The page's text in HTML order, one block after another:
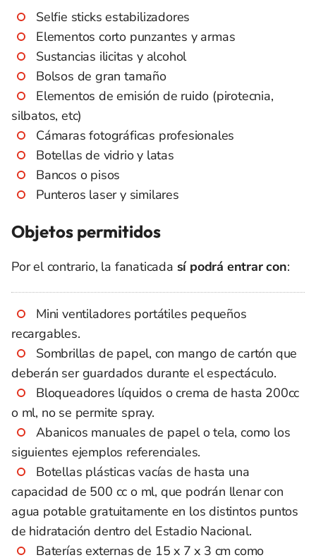
Selfie sticks estabilizadores
Elementos corto punzantes y armas
Sustancias ilicitas y alcohol
Bolsos de gran tamaño
Elementos de emisión de ruido (pirotecnia,
silbatos, etc)
Cámaras fotográficas profesionales
Botellas de vidrio y latas
Bancos o pisos
Punteros laser y similares
Objetos permitidos
Por el contrario, la fanaticada sí podrá entrar con:
Mini ventiladores portátiles pequeños
recargables.
Sombrillas de papel, con mango de cartón que
deberán ser guardados durante el espectáculo.
Bloqueadores líquidos o crema de hasta 200cc
o ml, no se permite spray.
Abanicos manuales de papel o tela, como los
siguientes ejemplos referenciales.
Botellas plásticas vacías de hasta una
capacidad de 500 cc o ml, que podrán llenar con
agua potable gratuitamente en los distintos puntos
de hidratación dentro del Estadio Nacional.
Baterías externas de 15 x 7 x 3 cm como